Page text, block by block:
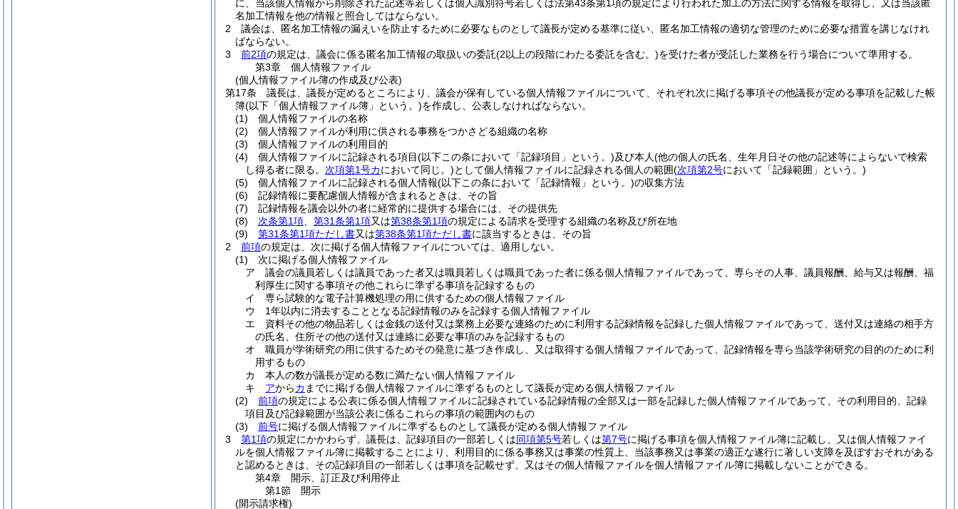
に、当該個人情報から削除された記述等若しくは個人識別符号若しくは法第43条第1項の規定により行われた加工の方法に関する情報を取得し、又は当該匿
名加工情報を他の情報と照合してはならない。
2
議会は、匿名加工情報の漏えいを防止するために必要なものとして議長が定める基準に従い、匿名加工情報の適切な管理のために必要な措置を講じなけれ
ばならない。
3
前2項の規定は、議会に係る匿名加工情報の取扱いの委託(2以上の段階にわたる委託を含む。)を受けた者が受託した業務を行う場合について準用する。
第3章
個人情報ファイル
(個人情報ファイル簿の作成及び公表)
第17条
議長は、議長が定めるところにより、議会が保有している個人情報ファイルについて、それぞれ次に掲げる事項その他議長が定める事項を記載した帳
簿(以下「個人情報ファイル簿」という。)を作成し、公表しなければならない。
(1)
個人情報ファイルの名称
(2)
個人情報ファイルが利用に供される事務をつかさどる組織の名称
(3)
個人情報ファイルの利用目的
(4)
個人情報ファイルに記録される項目(以下この条において「記録項目」という。)及び本人(他の個人の氏名、生年月日その他の記述等によらないで検索
し得る者に限る。 次項第1号カにおいて同じ。)として個人情報ファイルに記録される個人の範囲(次項第2号において「記録範囲」という。)
(5)
個人情報ファイルに記録される個人情報(以下この条において「記録情報」という。)の収集方法
(6)
記録情報に要配慮個人情報が含まれるときは、その旨
(7)
記録情報を議会以外の者に経常的に提供する場合には、その提供先
(8)
次条第1項 第31条第1項又は第38条第1項の規定による請求を受理する組織の名称及び所在地
(9)
第31条第1項ただし書又は第38条第1項ただし書に該当するときは、その旨
2
前項の規定は、次に掲げる個人情報ファイルについては、適用しない。
(1)
次に掲げる個人情報ファイル
ア
議会の議員若しくは議員であった者又は職員若しくは職員であった者に係る個人情報ファイルであって、専らその人事、議員報酬、給与又は報酬、福
利厚生に関する事項その他これらに準ずる事項を記録するもの
イ
専ら試験的な電子計算機処理の用に供するための個人情報ファイル
ウ
1年以内に消去することとなる記録情報のみを記録する個人情報ファイル
エ
資料その他の物品若しくは金銭の送付又は業務上必要な連絡のために利用する記録情報を記録した個人情報ファイルであって、送付又は連絡の相手方
の氏名、住所その他の送付又は連絡に必要な事項のみを記録するもの
オ
職員が学術研究の用に供するためその発意に基づき作成し、又は取得する個人情報ファイルであって、記録情報を専ら当該学術研究の目的のために利
用するもの
カ
本人の数が議長が定める数に満たない個人情報ファイル
キ
アからカ までに掲げる個人情報ファイルに準ずるものとして議長が定める個人情報ファイル
(2)
前項の規定による公表に係る個人情報ファイルに記録されている記録情報の全部又は一部を記録した個人情報ファイルであって、その利用目的、記録
項目及び記録範囲が当該公表に係るこれらの事項の範囲内のもの
(3)
前号に掲げる個人情報ファイルに準ずるものとして議長が定める個人情報ファイル
3
第1項の規定にかかわらず、議長は、記録項目の一部若しくは同項第5号若しくは第7号に掲げる事項を個人情報ファイル簿に記載し、又は個人情報ファイ
ルを個人情報ファイル簿に掲載することにより、利用目的に係る事務又は事業の性質上、当該事務又は事業の適正な遂行に著しい支障を及ぼすおそれがある
と認めるときは、その記録項目の一部若しくは事項を記載せず、又はその個人情報ファイルを個人情報ファイル簿に掲載しないことができる。
第4章
開示、訂正及び利用停止
第1節
開示
(開示請求権)